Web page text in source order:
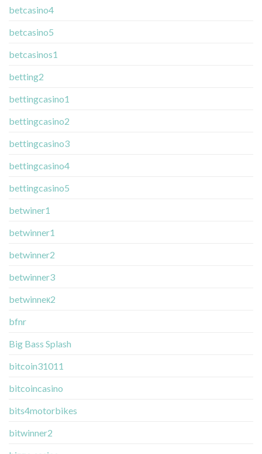
betcasino4
betcasino5
betcasinos1
betting2
bettingcasino1
bettingcasino2
bettingcasino3
bettingcasino4
bettingcasino5
betwiner1
betwinner1
betwinner2
betwinner3
betwinneк2
bfnr
Big Bass Splash
bitcoin31011
bitcoincasino
bits4motorbikes
bitwinner2